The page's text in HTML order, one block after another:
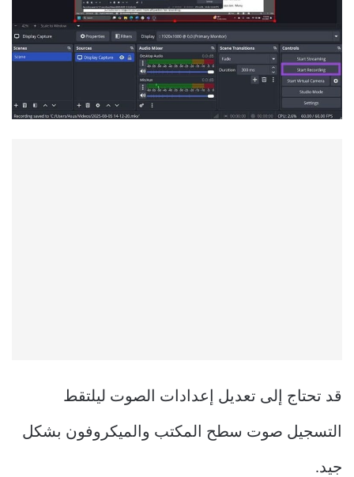
قد تحتاج إلى تعديل إعدادات الصوت ليلتقط
التسجيل صوت سطح المكتب والميكروفون بشكل
جيد.